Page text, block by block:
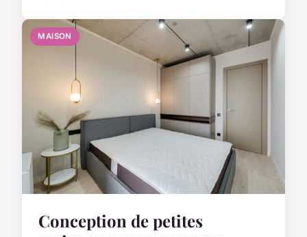
MAISON
Conception de petites